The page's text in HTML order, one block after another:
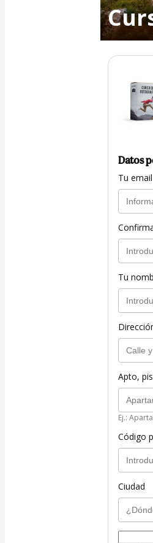
Datos
Tu email
Tu
Apto,
Ej.:
Código
Ciudad